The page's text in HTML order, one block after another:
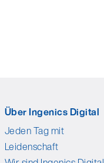
Über Ingenics Digital
Jeden Tag mit
Leidenschaft